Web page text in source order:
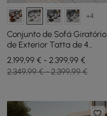
+4
Conjunto de Sofá Giratório
de Exterior Tatta de 4
Peças em Corda
Entrançada com Mesa de
Centro em Cinzento e
2.199,99 € - 2.399,99 €
2.349,99 € - 2.399,99 €